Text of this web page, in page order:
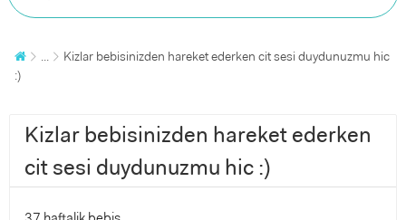
...
Kizlar bebisinizden hareket ederken cit sesi duydunuzmu hic
:)
Kizlar bebisinizden hareket ederken
cit sesi duydunuzmu hic :)